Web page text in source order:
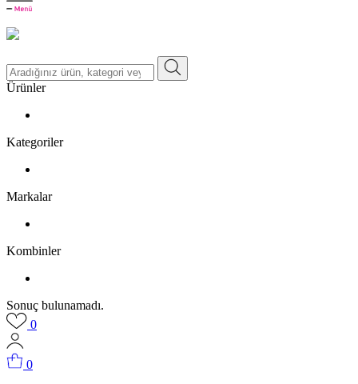
Ürünler
Kategoriler
Markalar
Kombinler
Sonuç bulunamadı.
0
0